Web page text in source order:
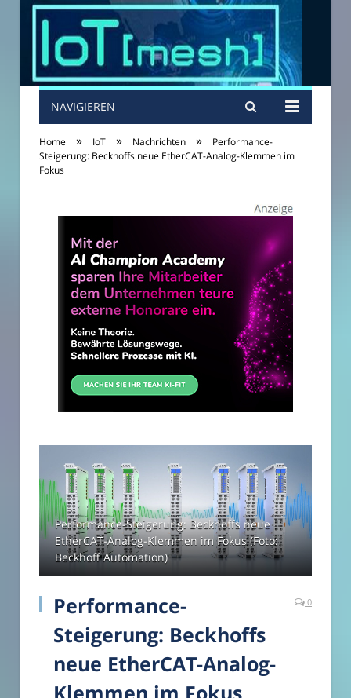
NAVIGIEREN
Home » IoT » Nachrichten »
Performance-
Steigerung: Beckhoffs neue EtherCAT-Analog-Klemmen im
Fokus
Performance-Steigerung: Beckhoffs neue
EtherCAT-Analog-Klemmen im Fokus (Foto:
Beckhoff Automation)
Performance-
Steigerung: Beckhoffs
neue EtherCAT-Analog-
0